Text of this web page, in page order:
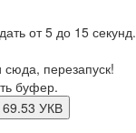
от 5 до 15 секунд.
перезапуск!
буфер.
69.53 УКВ